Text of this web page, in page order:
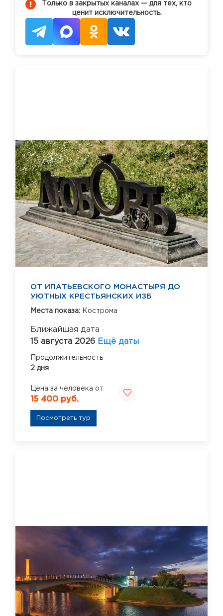
Только в закрытых каналах — для тех, кто
ценит исключительность.
ОТ ИПАТЬЕВСКОГО МОНАСТЫРЯ ДО
УЮТНЫХ КРЕСТЬЯНСКИХ ИЗБ
Места показа: Кострома
Ближайшая дата
15 августа 2026 Ещё даты
Продолжительность
2 дня
Цена за человека от
15 400 руб.
Посмотреть тур